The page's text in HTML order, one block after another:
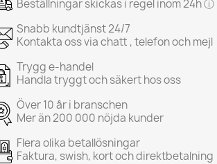
Beställningar skickas i regel inom 24h ⓘ
Snabb kundtjänst 24/7
Kontakta oss via chatt , telefon och mejl
Trygg e-handel
Handla tryggt och säkert hos oss
Över 10 år i branschen
Mer än 200 000 nöjda kunder
Flera olika betallösningar
Faktura, swish, kort och direktbetalning